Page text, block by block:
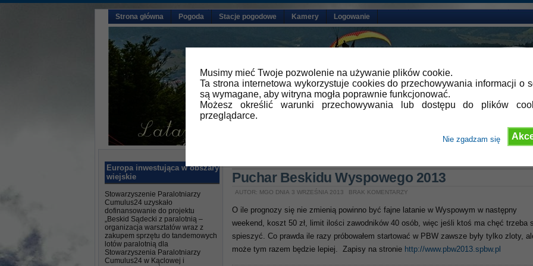
Musimy mieć Twoje pozwolenie na używanie plików cookie.
Ta strona internetowa wykorzystuje cookies do przechowywania informacji o
są wymagane, aby witryna mogła poprawnie funkcjonować.
Możesz określić warunki przechowywania lub dostępu do plików
przeglądarce.
Nie zgadzam się
Strona główna Pogoda Stacje pogodowe Kamery Logowanie
Europa inwestująca w obszary
wiejskie
Stowarzyszenie Paralotniarzy
Cumulus24 uzyskało
dofinansowanie do projektu
„Beskid Sądecki z paralotnią –
organizacja warsztatów wraz z
zakupem sprzętu do tandemowych
lotów paralotnią dla
Stowarzyszenia Paralotniarzy
Cumulus24 w Kąclowej i
Puchar Beskidu Wyspowego 2013
AUTOR: MGO DNIA 3 WRZEŚNIA 2013 BRAK KOMENTARZY
O ile prognozy się nie zmienią powinno być fajne latanie w Wyspowym w następny
weekend, koszt 50 zł, limit ilości zawodników 40 osób, więc jeśli ktoś ma chęć trzeba
spieszyć. Co prawda ile razy próbowałem startować w PBW zawsze były tylko zloty,
może tym razem będzie lepiej. Zapisy na stronie http://www.pbw2013.spbw.pl